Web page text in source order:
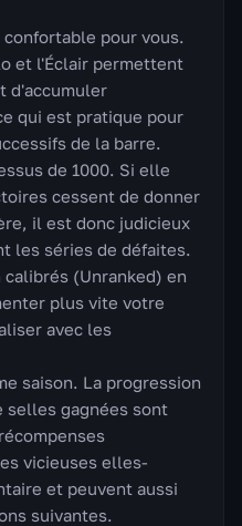
pour vous.
et l'Éclair permettent
d'accumuler
qui est pratique pour
de la barre.
de 1000. Si elle
cessent de donner
il est donc judicieux
les séries de défaites.
(Unranked) en
plus vite votre
avec les
saison. La progression
selles gagnées sont
vicieuses elles-
et peuvent aussi
suivantes.